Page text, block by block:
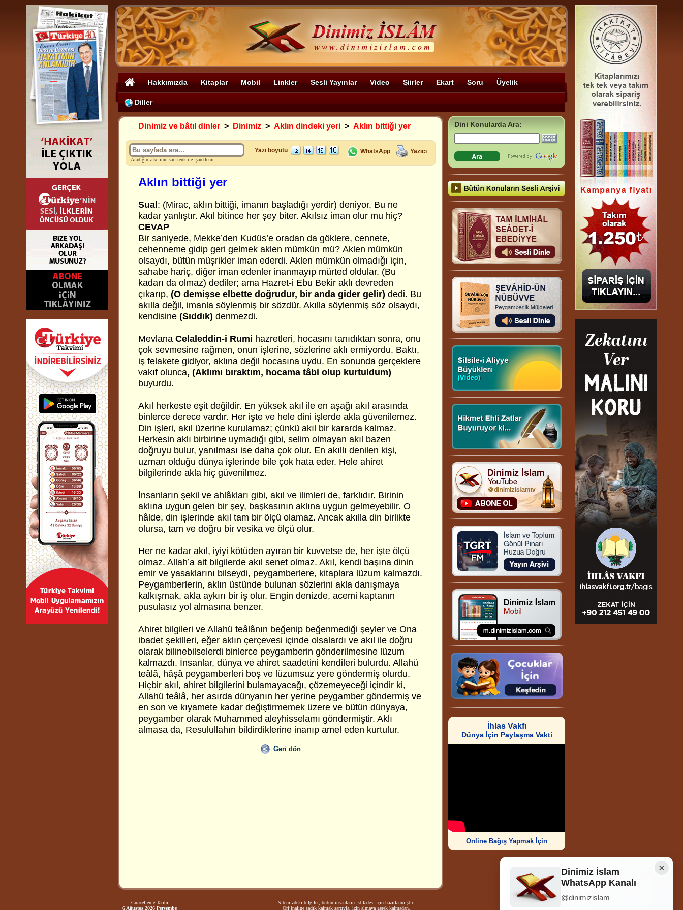
Hakkımızda Kitaplar Mobil Linkler Sesli Yayınlar Video Şiirler Ekart Soru Üyelik
Diller
Dinimiz ve bâtıl dinler > Dinimiz > Aklın dindeki yeri > Aklın bittiği yer
Aradığınız kelime sarı renk ile işaretlenir.
Yazı boyutu WhatsApp Yazıcı
Aklın bittiği yer
Sual : (Mirac, aklın bittiği, imanın başladığı yerdir) deniyor. Bu ne
kadar yanlıştır. Akıl bitince her şey biter. Akılsız iman olur mu hiç?
CEVAP
Bir saniyede, Mekke’den Kudüs’e oradan da göklere, cennete,
cehenneme gidip geri gelmek aklen mümkün mü? Aklen mümkün
olsaydı, bütün müşrikler iman ederdi. Aklen mümkün olmadığı için,
sahabe hariç, diğer iman edenler inanmayıp mürted oldular. (Bu
kadarı da olmaz) dediler; ama Hazret-i Ebu Bekir aklı devreden
çıkarıp, (O demişse elbette doğrudur, bir anda gider gelir) dedi. Bu
akılla değil, imanla söylenmiş bir sözdür. Akılla söylenmiş söz olsaydı,
kendisine (Sıddık) denmezdi.
Mevlana Celaleddin-i Rumi hazretleri, hocasını tanıdıktan sonra, onu
çok sevmesine rağmen, onun işlerine, sözlerine aklı ermiyordu. Baktı,
iş felakete gidiyor, aklına değil hocasına uydu. En sonunda gerçeklere
vakıf olunca, (Aklımı bıraktım, hocama tâbi olup kurtuldum)
buyurdu.
Akıl herkeste eşit değildir. En yüksek akıl ile en aşağı akıl arasında
binlerce derece vardır. Her işte ve hele dini işlerde akla güvenilemez.
Din işleri, akıl üzerine kurulamaz; çünkü akıl bir kararda kalmaz.
Herkesin aklı birbirine uymadığı gibi, selim olmayan akıl bazen
doğruyu bulur, yanılması ise daha çok olur. En akıllı denilen kişi,
uzman olduğu dünya işlerinde bile çok hata eder. Hele ahiret
bilgilerinde akla hiç güvenilmez.
İnsanların şekil ve ahlâkları gibi, akıl ve ilimleri de, farklıdır. Birinin
aklına uygun gelen bir şey, başkasının aklına uygun gelmeyebilir. O
hâlde, din işlerinde akıl tam bir ölçü olamaz. Ancak akılla din birlikte
olursa, tam ve doğru bir vesika ve ölçü olur.
Her ne kadar akıl, iyiyi kötüden ayıran bir kuvvetse de, her işte ölçü
olmaz. Allah’a ait bilgilerde akıl senet olmaz. Akıl, kendi başına dinin
emir ve yasaklarını bilseydi, peygamberlere, kitaplara lüzum kalmazdı.
Peygamberlerin, aklın üstünde bulunan sözlerini akla danışmaya
kalkışmak, akla aykırı bir iş olur. Engin denizde, acemi kaptanın
pusulasız yol almasına benzer.
Ahiret bilgileri ve Allahü teâlânın beğenip beğenmediği şeyler ve Ona
ibadet şekilleri, eğer aklın çerçevesi içinde olsalardı ve akıl ile doğru
olarak bilinebilselerdi binlerce peygamberin gönderilmesine lüzum
kalmazdı. İnsanlar, dünya ve ahiret saadetini kendileri bulurdu. Allahü
teâlâ, hâşâ peygamberleri boş ve lüzumsuz yere göndermiş olurdu.
Hiçbir akıl, ahiret bilgilerini bulamayacağı, çözemeyeceği içindir ki,
Allahü teâlâ, her asırda dünyanın her yerine peygamber göndermiş ve
en son ve kıyamete kadar değiştirmemek üzere ve bütün dünyaya,
peygamber olarak Muhammed aleyhisselamı göndermiştir. Aklı
almasa da, Resulullahın bildirdiklerine inanıp amel eden kurtulur.
Geri dön
Dini Konularda Ara:
İhlas Vakfı
Dünya İçin Paylaşma Vakti
Online Bağış Yapmak İçin
Güncelleme Tarihi
6 Ağustos 2026 Perşembe
Sitemizdeki bilgiler, bütün insanların istifadesi için hazırlanmıştır.
Orijinaline sadık kalmak şartıyla, izin almaya gerek kalmadan,
Ziyaretçi Sayısı
×
Dinimiz İslam
WhatsApp Kanalı
@dinimizislam